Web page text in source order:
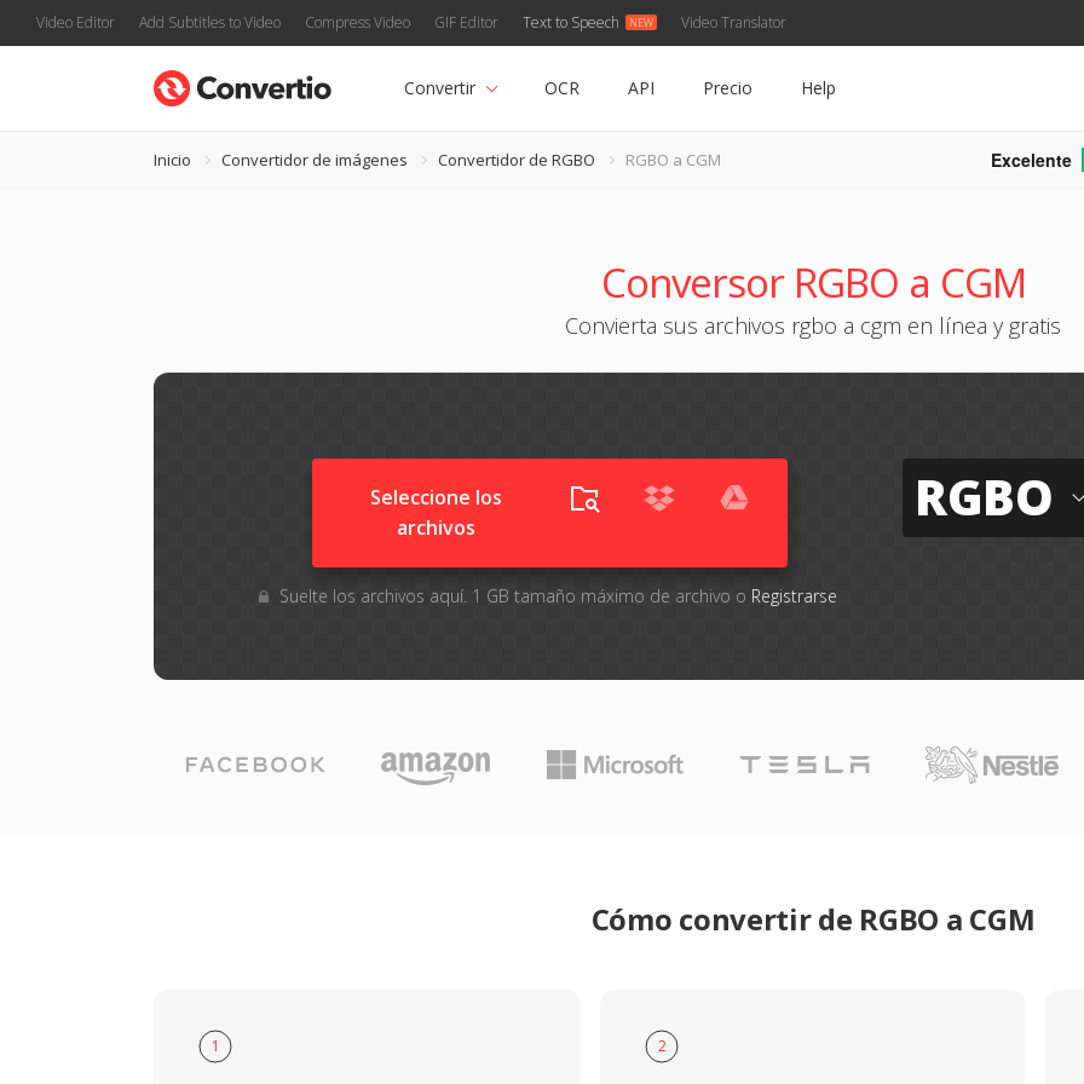
Video Editor Add Subtitles to Video Compress Video GIF Editor Text to Speech Video Translator
Convertir OCR API Precio Help
Inicio Convertidor de imágenes Convertidor de RGBO RGBO a CGM Excelente
Conversor RGBO a CGM
Convierta sus archivos rgbo a cgm en línea y gratis
Seleccione los
archivos
Suelte los archivos aquí. 1 GB tamaño máximo de archivo o Registrarse
RGBO
Cómo convertir de RGBO a CGM
1 2